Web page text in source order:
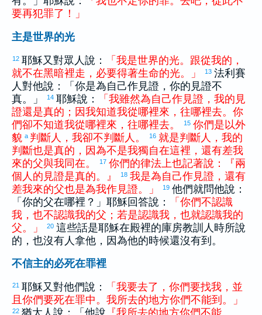
要再犯罪了 ！
」
主是世界的光
12 耶穌又對眾人說： 「 我是世界的光。 跟從我的 ，
就不在黑暗裡走 ， 必要得著生命的光。 」 13 法利賽
人對他說：「你是為自己作見證，你的見證不
真。」
14 耶穌說： 「 我雖然為自己作見證 ， 我的 見
證還是真的 ； 因我知道我從哪裡來 ， 往哪裡去。 你
們卻不知道我從哪裡來 ， 往哪裡去。 15 你們是 以外
貌 a 判斷 人 ， 我卻不判斷 人 。 16 就是判斷 人 ， 我的
判斷也是真的 ， 因為不是我獨自在這裡 ， 還有差我
來的父與我同在。 17 你們的律法 上也記著說 ： 『兩
個 人 的 見證是真的。 』 18 我是為自己作見證 ， 還有
差我來的父也是為我作見證。 」 19 他們就問他說：
「你的父在哪裡？」耶穌回答說：
「 你們不認識
我 ， 也不認識我的父 ； 若是認識我 ， 也就認識我的
父。 」 20 這些話是耶穌在殿裡的庫房教訓人時所說
的，也沒有人拿他，因為他的時候還沒有到。
不信主的必死在罪裡
21 耶穌又對他們說： 「 我要去了 ， 你們要找我 ， 並
且 你們要死在罪中 。 我所去的地方你們不能到 。 」
22 猶太 人說：「他說 『我所去的地方你們不能